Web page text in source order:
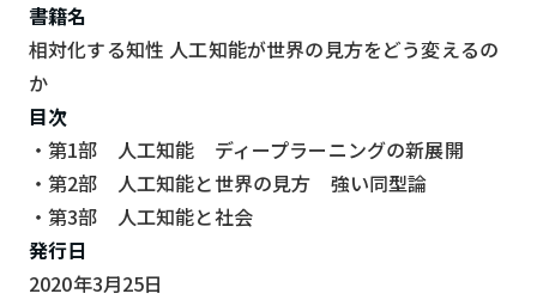
書籍名
相対化する知性 人工知能が世界の見方をどう変えるの
か
目次
・第1部 人工知能 ディープラーニングの新展開
・第2部 人工知能と世界の見方 強い同型論
・第3部 人工知能と社会
発行日
2020年3月25日